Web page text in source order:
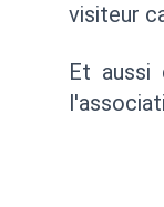
visiteur
Et aussi